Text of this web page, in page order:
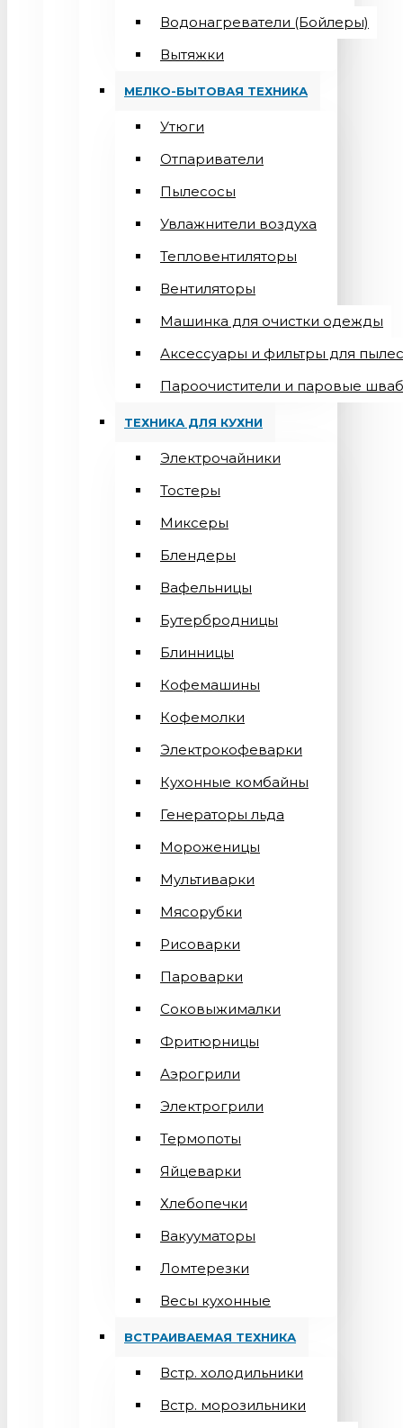
Водонагреватели (Бойлеры)
Вытяжки
МЕЛКО-БЫТОВАЯ ТЕХНИКА
Утюги
Отпариватели
Пылесосы
Увлажнители воздуха
Тепловентиляторы
Вентиляторы
Машинка для очистки одежды
Аксессуары и фильтры для
Пароочистители и паровые
ТЕХНИКА ДЛЯ КУХНИ
Электрочайники
Тостеры
Миксеры
Блендеры
Вафельницы
Бутербродницы
Блинницы
Кофемашины
Кофемолки
Электрокофеварки
Кухонные комбайны
Генераторы льда
Мороженицы
Мультиварки
Мясорубки
Рисоварки
Пароварки
Соковыжималки
Фритюрницы
Аэрогрили
Электрогрили
Термопоты
Яйцеварки
Хлебопечки
Вакууматоры
Ломтерезки
Весы кухонные
ВСТРАИВАЕМАЯ ТЕХНИКА
Встр. холодильники
Встр. морозильники